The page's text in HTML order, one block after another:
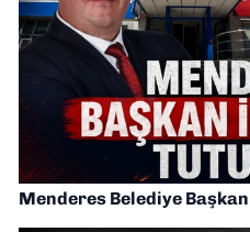
Menderes Belediye